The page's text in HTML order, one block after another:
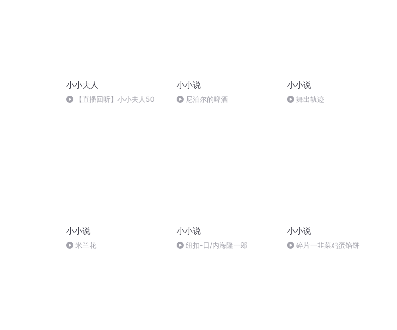
小小夫人
【直播回听】小小夫人50
小小说
尼泊尔的啤酒
小小说
舞出轨迹
小小说
米兰花
小小说
纽扣-日/内海隆一郎
小小说
碎片一韭菜鸡蛋馅饼